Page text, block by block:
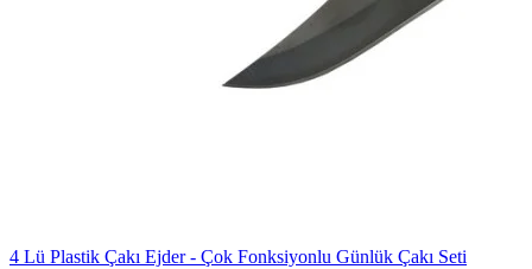
4 Lü Plastik Çakı Ejder - Çok Fonksiyonlu Günlük Çakı Seti